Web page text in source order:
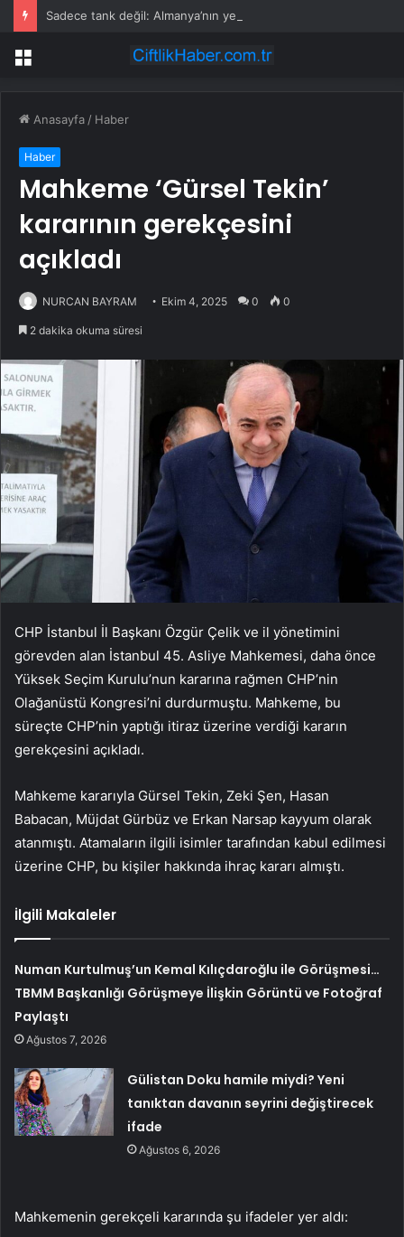
Menü
Anasayfa / Haber
Haber
Mahkeme ‘Gürsel Tekin’
kararının gerekçesini
açıkladı
NURCAN BAYRAM Ekim 4, 2025 0 0
2 dakika okuma süresi
CHP İstanbul İl Başkanı Özgür Çelik ve il yönetimini
görevden alan İstanbul 45. Asliye Mahkemesi, daha önce
Yüksek Seçim Kurulu’nun kararına rağmen CHP’nin
Olağanüstü Kongresi’ni durdurmuştu. Mahkeme, bu
süreçte CHP’nin yaptığı itiraz üzerine verdiği kararın
gerekçesini açıkladı.
Mahkeme kararıyla Gürsel Tekin, Zeki Şen, Hasan
Babacan, Müjdat Gürbüz ve Erkan Narsap kayyum olarak
atanmıştı. Atamaların ilgili isimler tarafından kabul edilmesi
üzerine CHP, bu kişiler hakkında ihraç kararı almıştı.
İlgili Makaleler
Numan Kurtulmuş’un Kemal Kılıçdaroğlu ile Görüşmesi…
TBMM Başkanlığı Görüşmeye İlişkin Görüntü ve Fotoğraf
Paylaştı
Ağustos 7, 2026
Gülistan Doku hamile miydi? Yeni
tanıktan davanın seyrini değiştirecek
ifade
Ağustos 6, 2026
Mahkemenin gerekçeli kararında şu ifadeler yer aldı: